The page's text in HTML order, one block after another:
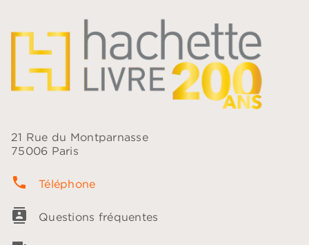
21 Rue du Montparnasse
75006 Paris
phone Téléphone
contacts Questions fréquentes